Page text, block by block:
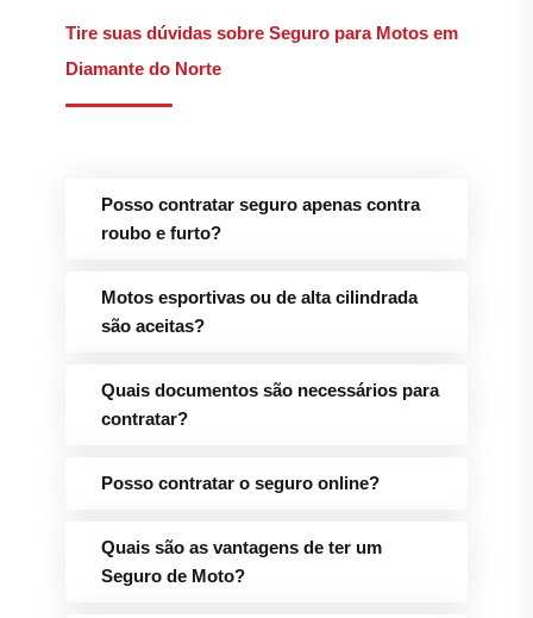
Tire suas dúvidas sobre Seguro para Motos em
Diamante do Norte
Posso contratar seguro apenas contra
roubo e furto?
Motos esportivas ou de alta cilindrada
são aceitas?
Quais documentos são necessários para
contratar?
Posso contratar o seguro online?
Quais são as vantagens de ter um
Seguro de Moto?